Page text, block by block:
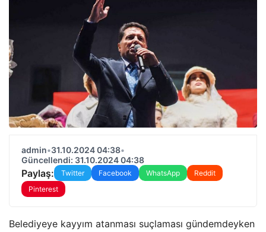
admin•31.10.2024 04:38•
Güncellendi: 31.10.2024 04:38
Paylaş: Twitter Facebook WhatsApp
Reddit
Pinterest
Belediyeye kayyım atanması suçlaması gündemdeyken